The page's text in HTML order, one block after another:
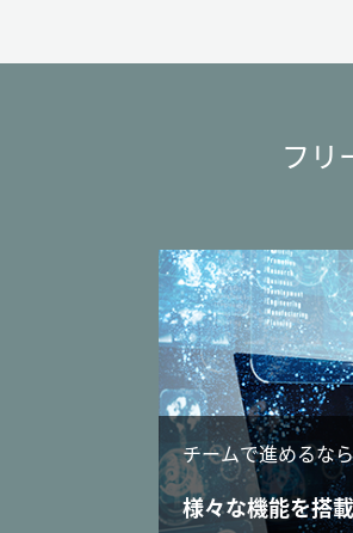
フリ
チームで進めるな
様々な機能を搭